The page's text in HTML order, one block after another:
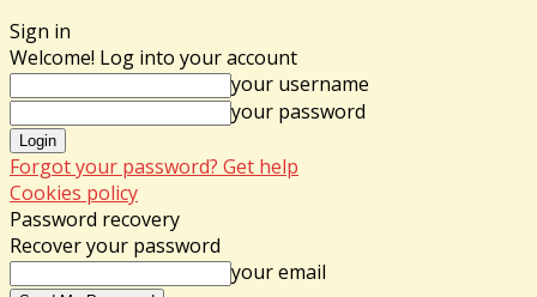
Sign in
Welcome! Log into your account
your username
your password
Forgot your password? Get help
Cookies policy
Password recovery
Recover your password
your email